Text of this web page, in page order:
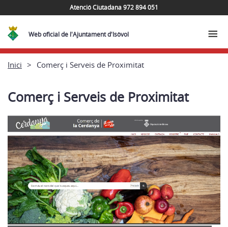
Atenció Ciutadana 972 894 051
Web oficial de l'Ajuntament d'Isòvol
Inici Comerç i Serveis de Proximitat
Comerç i Serveis de Proximitat